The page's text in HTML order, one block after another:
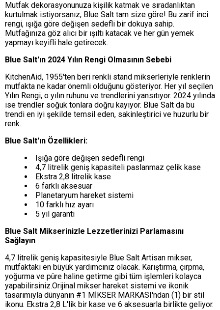
Mutfak dekorasyonunuza kişilik katmak ve sıradanlıktan
kurtulmak istiyorsanız, Blue Salt tam size göre! Bu zarif inci
rengi, ışığa göre değişen sedefli bir dokuya sahip.
Mutfağınıza göz alıcı bir ışıltı katacak ve her gün yemek
yapmayı keyifli hale getirecek.
Blue Salt'ın 2024 Yılın Rengi Olmasının Sebebi
KitchenAid, 1955'ten beri renkli stand mikserleriyle renklerin
mutfakta ne kadar önemli olduğunu gösteriyor. Her yıl seçilen
Yılın Rengi, o yılın ruhunu ve trendlerini yansıtıyor. 2024 yılında
ise trendler soğuk tonlara doğru kayıyor. Blue Salt da bu
trendi en iyi şekilde temsil eden, sakinleştirici ve huzurlu bir
renk.
Blue Salt'ın Özellikleri:
Işığa göre değişen sedefli rengi
4,7 litrelik geniş kapasiteli paslanmaz çelik kase
Ekstra 2,8 litrelik kase
6 farklı aksesuar
Planetaryum hareket sistemi
10 farklı hız ayarı
5 yıl garanti
Blue Salt Mikserinizle Lezzetlerinizi Parlamasını
Sağlayın
4,7 litrelik geniş kapasitesiyle Blue Salt Artisan mikser,
mutfaktaki en büyük yardımcınız olacak. Karıştırma, çırpma,
yoğurma ve püre haline getirme gibi tüm işlemleri kolayca
yapabilirsiniz.Orijinal mikser hareket sistemi ve ikonik
tasarımıyla dünyanın #1 MİKSER MARKASI'ndan (1) bir stil
ikonu. Ekstra 2,8 L'lik bir kase ve 6 aksesuarla birlikte geliyor.